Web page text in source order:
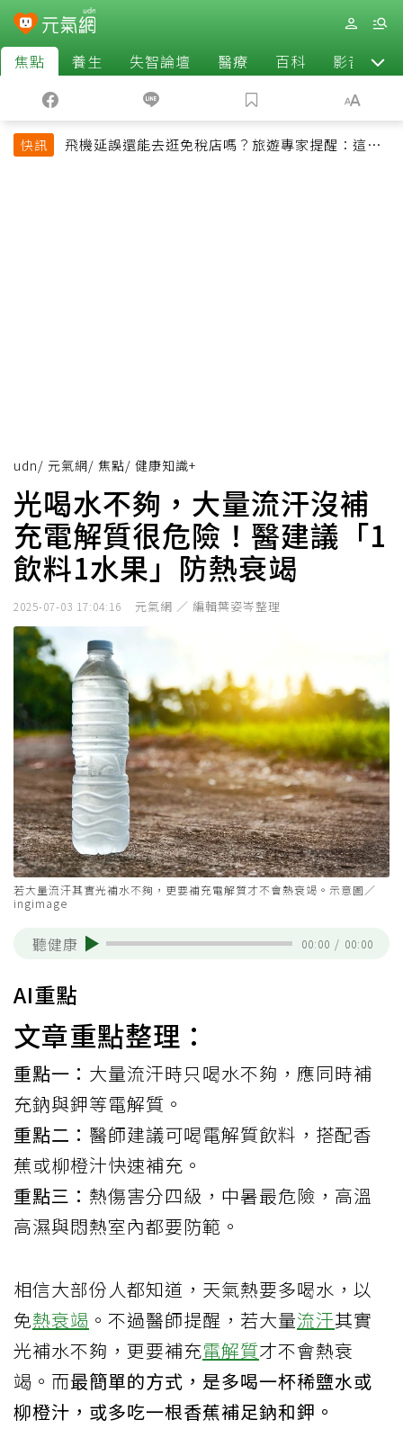
焦點 養生 失智論壇 醫療 百科 影音
快訊
飛機延誤還能去逛免稅店嗎？旅遊專家提醒：這個
udn/ 元氣網/ 焦點/ 健康知識+
光喝水不夠，大量流汗沒補
充電解質很危險！醫建議「1
飲料1水果」防熱衰竭
2025-07-03 17:04:16 元氣網 ／ 編輯葉姿岑整理
若大量流汗其實光補水不夠，更要補充電解質才不會熱衰竭。示意圖／
ingimage
聽健康 00:00 / 00:00
AI重點
文章重點整理：
重點一： 大量流汗時只喝水不夠，應同時補
充鈉與鉀等電解質。
重點二： 醫師建議可喝電解質飲料，搭配香
蕉或柳橙汁快速補充。
重點三： 熱傷害分四級，中暑最危險，高溫
高濕與悶熱室內都要防範。
相信大部份人都知道，天氣熱要多喝水，以
免熱衰竭 。不過醫師提醒，若大量流汗其實
光補水不夠，更要補充電解質才不會熱衰
竭。而最簡單的方式，是多喝一杯稀鹽水或
柳橙汁，或多吃一根香蕉補足鈉和鉀。